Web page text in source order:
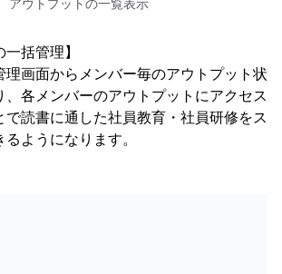
アウトプットの一覧表示
一括管理】
理画面からメンバー毎のアウトプット状
、各メンバーのアウトプットにアクセス
で読書に通した社員教育・社員研修をス
ようになります。